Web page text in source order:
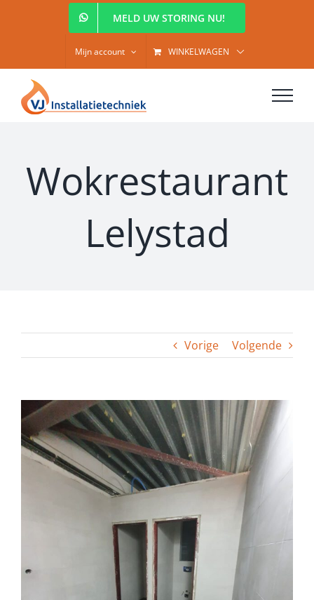
MELD UW STORING NU!
Mijn account WINKELWAGEN
Wokrestaurant
Lelystad
Vorige Volgende